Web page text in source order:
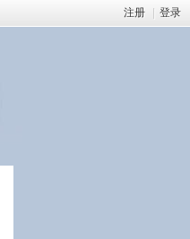
注册 登录